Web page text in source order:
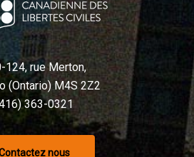
124, rue Merton,
(Ontario) M4S 2Z2
363-0321
nous